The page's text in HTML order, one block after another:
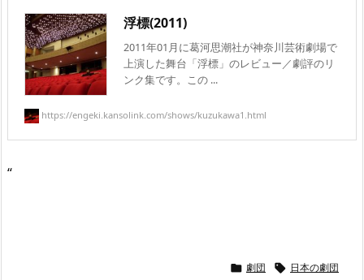
浮標(2011)
2011年01月に葛河思潮社が神奈川芸術劇場で
上演した舞台「浮標」のレビュー／劇評のリ
ンク集です。この ...
https://engeki.kansolink.com/shows/kuzukawa1.html
“
 劇団  日本の劇団